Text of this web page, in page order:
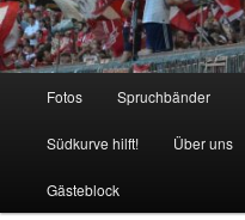
Fotos Spruchbänder
Südkurve hilft! Über uns
Gästeblock